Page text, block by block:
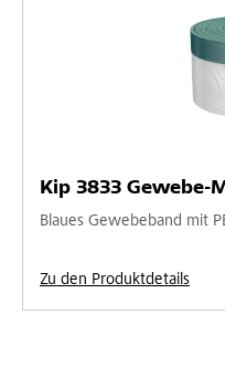
Kip 3833 Gewebe-
Blaues Gewebeband mit
Zu den Produktdetails